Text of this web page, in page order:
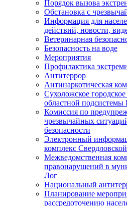
Порядок вызова
Обстановка с
Информация для
действий, новости,
Ветеринарная
Безопасность на воде
Мероприятия
Профилактика
Антитеррор
Антинаркотическая
Сухоложское
областной
Комиссия по
чрезвычайных
безопасности
Электронный
комплекс
Межведомственная
правонарушений в
Лог
Национальный
Планирование
рассредоточению